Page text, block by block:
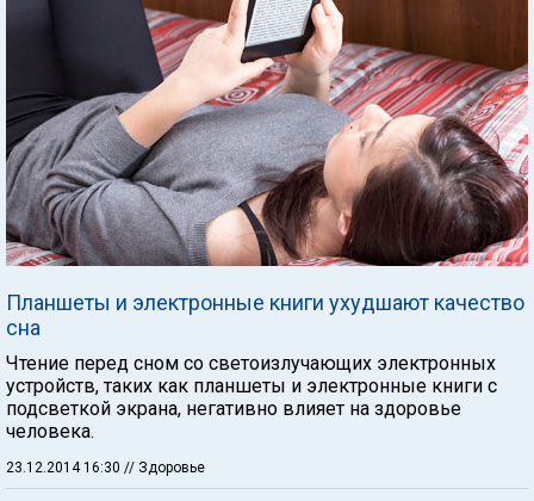
Планшеты и электронные книги ухудшают качество
сна
Чтение перед сном со светоизлучающих электронных
устройств, таких как планшеты и электронные книги с
подсветкой экрана, негативно влияет на здоровье
человека.
23.12.2014 16:30 // Здоровье